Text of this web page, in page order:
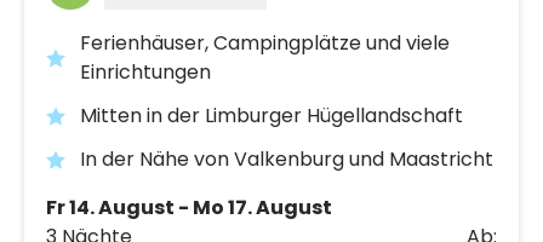
Ferienhäuser, Campingplätze und viele
Einrichtungen
Mitten in der Limburger Hügellandschaft
In der Nähe von Valkenburg und Maastricht
Fr 14. August - Mo 17. August
3 Nächte
Ab: